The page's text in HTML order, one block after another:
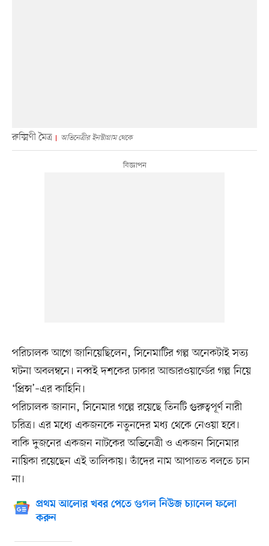
রুক্মিণী মৈত্র অভিনেত্রীর ইনস্টাগ্রাম থেকে
পরিচালক আগে জানিয়েছিলেন, সিনেমাটির গল্প অনেকটাই সত্য
ঘটনা অবলম্বনে। নব্বই দশকের ঢাকার আন্ডারওয়ার্ল্ডের গল্প নিয়ে
‘প্রিন্স’–এর কাহিনি।
পরিচালক জানান, সিনেমার গল্পে রয়েছে তিনটি গুরুত্বপূর্ণ নারী
চরিত্র। এর মধ্যে একজনকে নতুনদের মধ্য থেকে নেওয়া হবে।
বাকি দুজনের একজন নাটকের অভিনেত্রী ও একজন সিনেমার
নায়িকা রয়েছেন এই তালিকায়। তাঁদের নাম আপাতত বলতে চান
না।
প্রথম আলোর খবর পেতে গুগল নিউজ চ্যানেল ফলো
করুন